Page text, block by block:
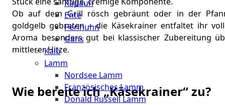
Kapaun
Ente
Perlhuhn
Gans
Kalb
Lamm
Nordsee Lamm
Französisches Lamm
Donald Russell Lamm
Ob auf dem Grill rösch gebräunt oder in der
goldgelb gebraten – die Käsekrainer entfaltet ihr
Aroma besonders gut bei klassischer Zubereitung
mittlerer Hitze.
Wie bereite ich „Käsekrainer“ zu?